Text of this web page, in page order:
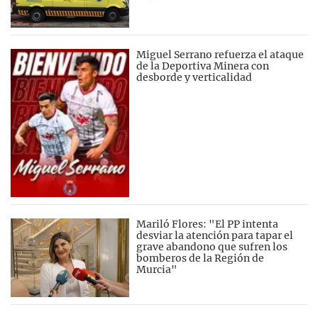
Miguel Serrano refuerza el ataque
de la Deportiva Minera con
desborde y verticalidad
Mariló Flores: "El PP intenta
desviar la atención para tapar el
grave abandono que sufren los
bomberos de la Región de
Murcia"